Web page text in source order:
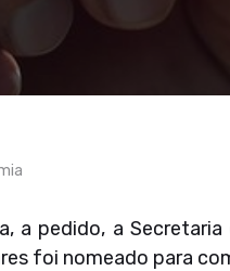
a pedido, a
foi nomeado para